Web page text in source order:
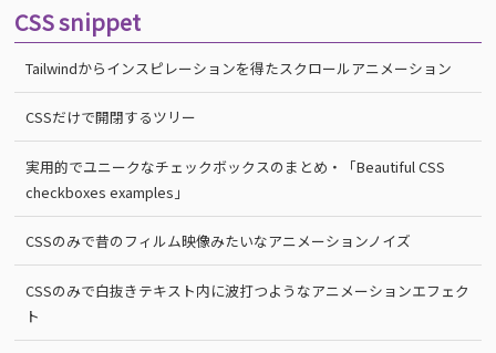
CSS snippet
Tailwindからインスピレーションを得たスクロールアニメーション
CSSだけで開閉するツリー
実用的でユニークなチェックボックスのまとめ・「Beautiful CSS
checkboxes examples」
CSSのみで昔のフィルム映像みたいなアニメーションノイズ
CSSのみで白抜きテキスト内に波打つようなアニメーションエフェク
ト